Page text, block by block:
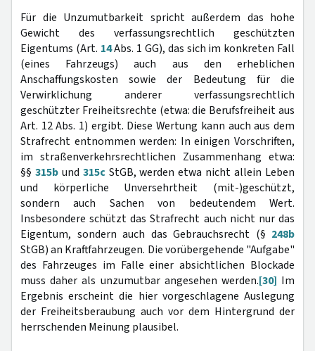
Für die Unzumutbarkeit spricht außerdem das hohe
Gewicht des verfassungsrechtlich geschützten
Eigentums (Art. 14Abs. 1 GG), das sich im konkreten Fall
(eines Fahrzeugs) auch aus den erheblichen
Anschaffungskosten sowie der Bedeutung für die
Verwirklichung anderer verfassungsrechtlich
geschützter Freiheitsrechte (etwa: die Berufsfreiheit aus
Art. 12 Abs. 1) ergibt. Diese Wertung kann auch aus dem
Strafrecht entnommen werden: In einigen Vorschriften,
im straßenverkehrsrechtlichen Zusammenhang etwa:
§§ 315bund 315cStGB, werden etwa nicht allein Leben
und körperliche Unversehrtheit (mit-)geschützt,
sondern auch Sachen von bedeutendem Wert.
Insbesondere schützt das Strafrecht auch nicht nur das
Eigentum, sondern auch das Gebrauchsrecht (§ 248b
StGB) an Kraftfahrzeugen. Die vorübergehende "Aufgabe"
des Fahrzeuges im Falle einer absichtlichen Blockade
muss daher als unzumutbar angesehen werden.[30] Im
Ergebnis erscheint die hier vorgeschlagene Auslegung
der Freiheitsberaubung auch vor dem Hintergrund der
herrschenden Meinung plausibel.